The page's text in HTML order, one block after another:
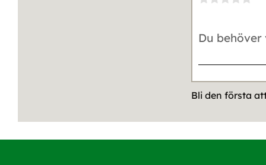
Bli den första